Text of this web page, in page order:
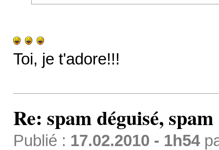
Toi, je t'adore!!!
Re: spam déguisé,
Publié : 17.02.2010 - 1h54